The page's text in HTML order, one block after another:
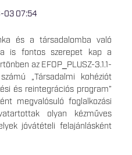
03 07:54
és a társadalomba való
is fontos szerepet kap a
az EFOP_PLUSZ-3.1.1-
„Társadalmi kohéziót
és reintegrációs program”
megvalósuló foglalkozási
olyan kézműves
jóvátételi felajánlásként